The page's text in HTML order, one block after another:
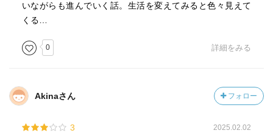
いながらも進んでいく話。生活を変えてみると色々見えて
くる…
0 詳細をみる
Akinaさん フォロー
3 2025.02.02